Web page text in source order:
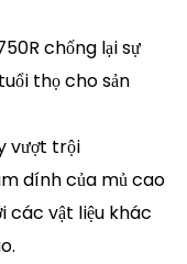
chống lại sự
thọ cho sản
vượt trội
dính của mủ cao
các vật liệu khác